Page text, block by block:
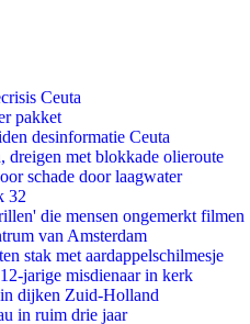
Ceuta
pakket
desinformatie Ceuta
dreigen met blokkade olieroute
schade door laagwater
32
die mensen ongemerkt filmen
van Amsterdam
stak met aardappelschilmesje
jarige misdienaar in kerk
in dijken Zuid-Holland
in ruim drie jaar